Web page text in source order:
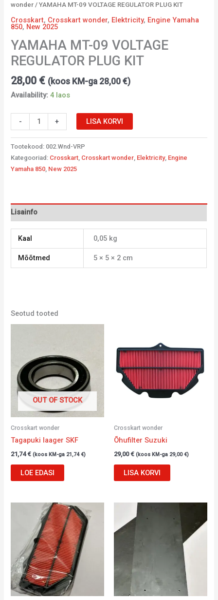
wonder / YAMAHA MT-09 VOLTAGE REGULATOR PLUG KIT
Crosskart, Crosskart wonder, Elektricity, Engine Yamaha
850, New 2025
YAMAHA MT-09 VOLTAGE
REGULATOR PLUG KIT
28,00 € (koos KM-ga 28,00€)
Availability: 4 laos
- + LISA KORVI
Tootekood: 002.Wnd-VRP
Kategooriad: Crosskart, Crosskart wonder, Elektricity, Engine
Yamaha 850, New 2025
Lisainfo
Kaal 0,05 kg
Mõõtmed 5 × 5 × 2 cm
Seotud tooted
OUT OF STOCK
Crosskart wonder
Tagapuki laager SKF
21,74€ (koos KM-ga 21,74 €)
LOE EDASI
Crosskart wonder
Õhufilter Suzuki
29,00€ (koos KM-ga 29,00 €)
LISA KORVI